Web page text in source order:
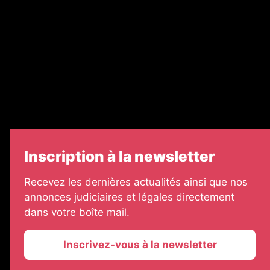
Inscription à la newsletter
Recevez les dernières actualités ainsi que nos
annonces judiciaires et légales directement
dans votre boîte mail.
Inscrivez-vous à la newsletter